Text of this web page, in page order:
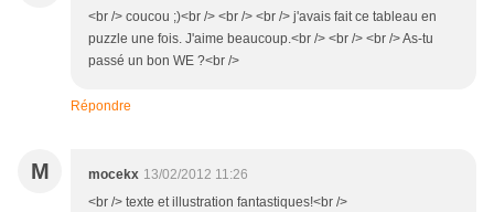
<br /> coucou ;)<br /> <br /> <br /> j'avais fait ce tableau en
puzzle une fois. J'aime beaucoup.<br /> <br /> <br /> As-tu
passé un bon WE ?<br />
Répondre
M mocekx 13/02/2012 11:26
<br /> texte et illustration fantastiques!<br />